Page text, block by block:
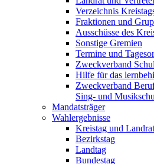
Verzeichnis
Fraktionen und
Ausschüsse des
Sonstige Gremien
Termine und
Zweckverband
Hilfe für das
Zweckverband
Sing- und
Mandatsträger
Wahlergebnisse
Kreistag und Landrat
Bezirkstag
Landtag
Bundestag